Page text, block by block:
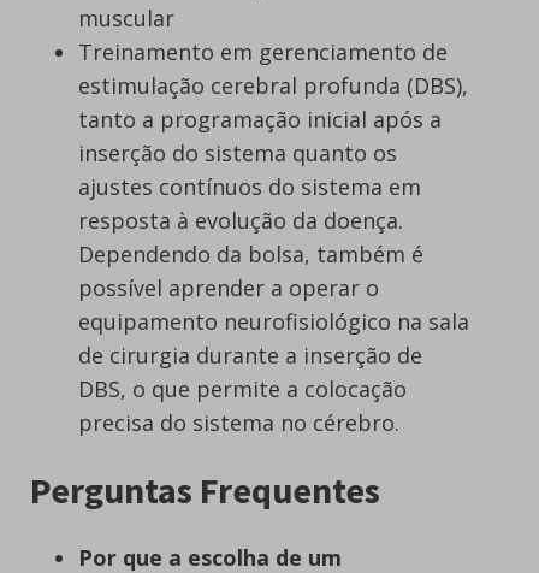
muscular
Treinamento em gerenciamento de
estimulação cerebral profunda (DBS),
tanto a programação inicial após a
inserção do sistema quanto os
ajustes contínuos do sistema em
resposta à evolução da doença.
Dependendo da bolsa, também é
possível aprender a operar o
equipamento neurofisiológico na sala
de cirurgia durante a inserção de
DBS, o que permite a colocação
precisa do sistema no cérebro.
Perguntas Frequentes
Por que a escolha de um